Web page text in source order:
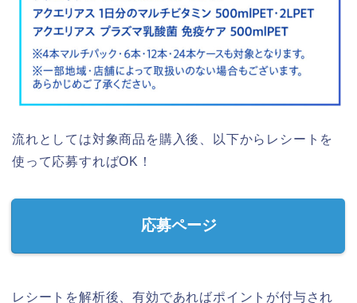
流れとしては対象商品を購入後、以下からレシートを
使って応募すればOK！
応募ページ
レシートを解析後、有効であればポイントが付与され